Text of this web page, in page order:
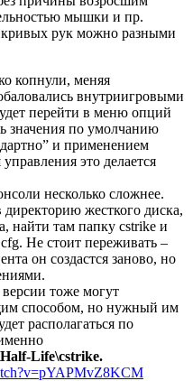
мышки и пр.
кривых рук можно разными
копнули, меняя
внутриигровыми
перейти в меню опций
значения по умолчанию
и применением
это делается
несколько сложнее.
жесткого диска,
найти там папку cstrike и
Не стоит переживать –
он создастся заново, но
тоже могут
способом, но нужный им
располагаться по
Life\cstrike.